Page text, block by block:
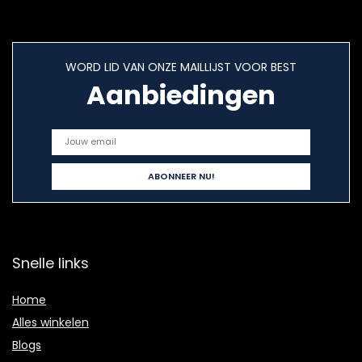
WORD LID VAN ONZE MAILLIJST VOOR BEST
Aanbiedingen
Snelle links
Home
Alles winkelen
Blogs